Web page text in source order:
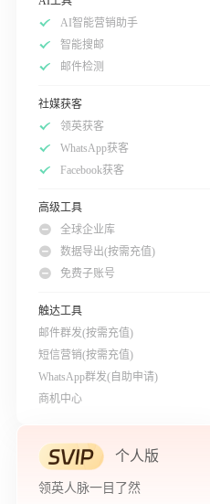
AI智能营销助手
智能搜邮
邮件检测
社媒获客
领英获客
WhatsApp获客
Facebook获客
高级工具
全球企业库
数据导出(按需充值)
免费子账号
触达工具
邮件群发(按需充值)
短信营销(按需充值)
WhatsApp群发(自助申请)
商机中心
个人版
领英人脉一目了然